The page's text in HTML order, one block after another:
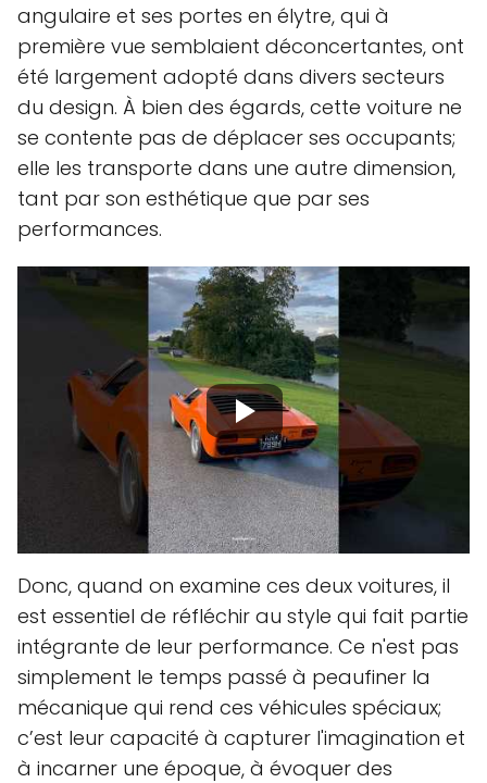
angulaire et ses portes en élytre, qui à
première vue semblaient déconcertantes, ont
été largement adopté dans divers secteurs
du design. À bien des égards, cette voiture ne
se contente pas de déplacer ses occupants;
elle les transporte dans une autre dimension,
tant par son esthétique que par ses
performances.
Donc, quand on examine ces deux voitures, il
est essentiel de réfléchir au style qui fait partie
intégrante de leur performance. Ce n'est pas
simplement le temps passé à peaufiner la
mécanique qui rend ces véhicules spéciaux;
c’est leur capacité à capturer l'imagination et
à incarner une époque, à évoquer des